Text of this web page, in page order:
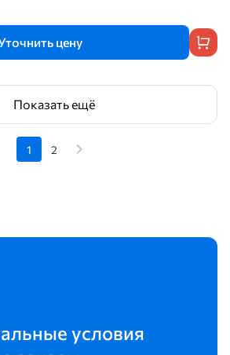
цену
Показать ещё
1 2
условия